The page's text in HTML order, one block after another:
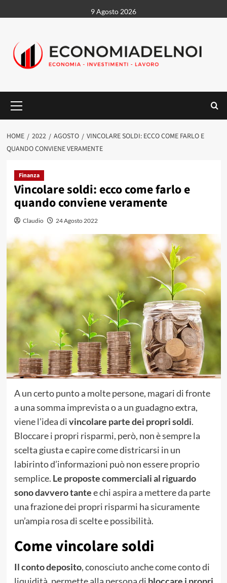
al
9 Agosto 2026
principale
HOME 2022 AGOSTO
VINCOLARE SOLDI: ECCO COME FARLO E
QUANDO CONVIENE VERAMENTE
Finanza
Vincolare soldi: ecco come farlo e
quando conviene veramente
Claudio 24 Agosto 2022
A un certo punto a molte persone, magari di fronte
a una somma imprevista o a un guadagno extra,
viene l’idea divincolare parte dei propri soldi.
Bloccare i propri risparmi, però, non è sempre la
scelta giusta e capire come districarsi in un
labirinto d’informazioni può non essere proprio
semplice. Le proposte commerciali al riguardo
sono davvero tantee chi aspira a mettere da parte
una frazione dei propri risparmi ha sicuramente
un’ampia rosa di scelte e possibilità.
Come vincolare soldi
Il conto deposito, conosciuto anche come conto di